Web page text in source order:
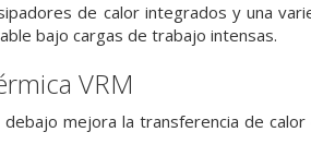
de calor integrados y una
bajo cargas de trabajo intensas.
VRM
mejora la transferencia de